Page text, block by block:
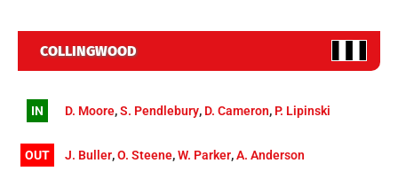
COLLINGWOOD
IN D. Moore,S. Pendlebury, D. Cameron, P. Lipinski
OUT J. Buller,O. Steene,W. Parker,A. Anderson